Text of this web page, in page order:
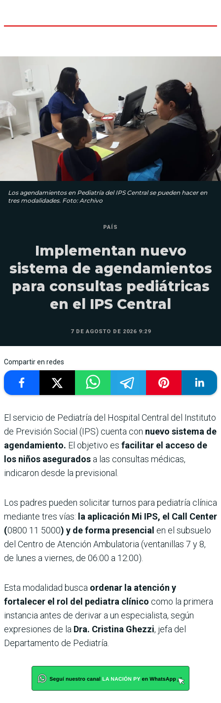
Los agendamientos en Pediatría del IPS Central se pueden hacer en
tres modalidades. Foto: Archivo
PAÍS
Implementan nuevo
sistema de agendamientos
para consultas pediátricas
en el IPS Central
7 DE AGOSTO DE 2026 9:29
Compartir en redes
El servicio de Pediatría del Hospital Central del Instituto
de Previsión Social (IPS) cuenta con nuevo sistema de
agendamiento. El objetivo es facilitar el acceso de
los niños asegurados a las consultas médicas,
indicaron desde la previsional.
Los padres pueden solicitar turnos para pediatría clínica
mediante tres vías: la aplicación Mi IPS, el Call Center
(0800 11 5000) y de forma presencial en el subsuelo
del Centro de Atención Ambulatoria (ventanillas 7 y 8,
de lunes a viernes, de 06:00 a 12:00).
Esta modalidad busca ordenar la atención y
fortalecer el rol del pediatra clínico como la primera
instancia antes de derivar a un especialista, según
expresiones de la Dra. Cristina Ghezzi, jefa del
Departamento de Pediatría.